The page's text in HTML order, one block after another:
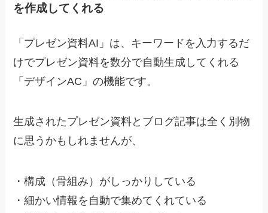
を作成してくれる
「プレゼン資料AI」は、キーワードを入力するだ
けでプレゼン資料を数分で自動生成してくれる
「デザインAC」の機能です。
生成されたプレゼン資料とブログ記事は全く別物
に思うかもしれませんが、
・構成（骨組み）がしっかりしている
・細かい情報を自動で集めてくれている